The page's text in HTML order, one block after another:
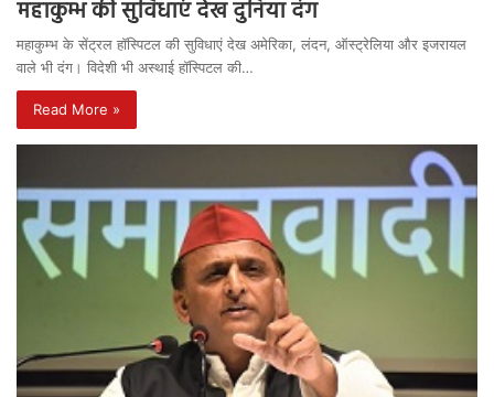
महाकुम्भ की सुविधाएं देख दुनिया दंग
महाकुम्भ के सेंट्रल हॉस्पिटल की सुविधाएं देख अमेरिका, लंदन, ऑस्ट्रेलिया और इजरायल
वाले भी दंग। विदेशी भी अस्थाई हॉस्पिटल की…
Read More »